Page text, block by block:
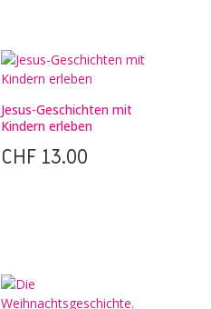
Jesus-Geschichten mit
Kindern erleben
CHF 13.00